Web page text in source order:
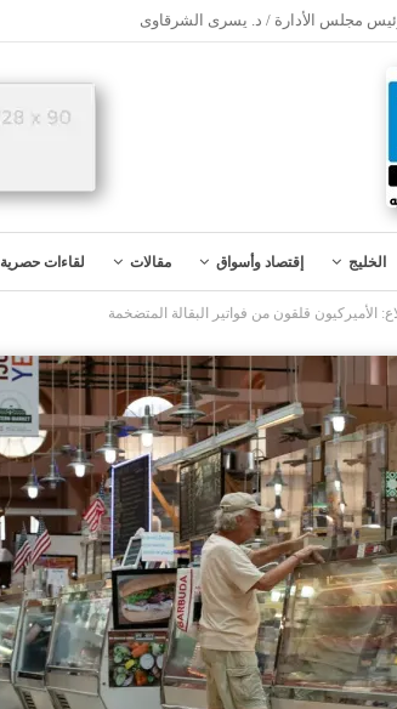
مجلس الأدارة / د. يسرى الشرقاوى
الخليج إقتصاد وأسواق مقالات لقاءات حصرية
الأميركيون قلقون من فواتير البقالة المتضخمة